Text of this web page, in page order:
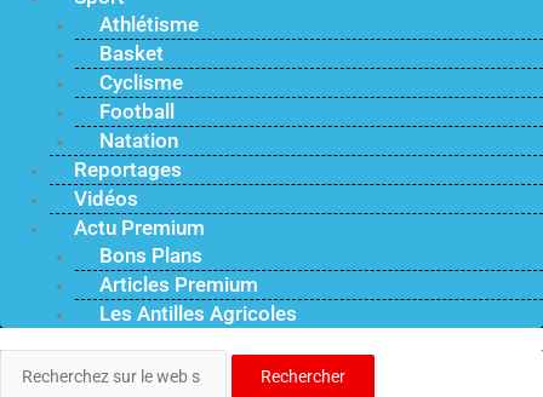
Athlétisme
Basket
Cyclisme
Football
Natation
Reportages
Vidéos
Actu Premium
Bons Plans
Articles Premium
Les Antilles Agricoles
Rechercher